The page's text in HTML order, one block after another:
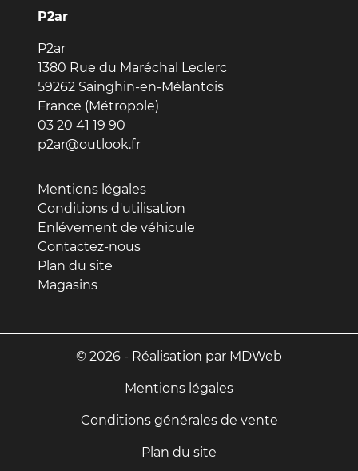
P2ar
P2ar
1380 Rue du Maréchal Leclerc
59262 Sainghin-en-Mélantois
France (Métropole)
03 20 41 19 90
p2ar@outlook.fr
Mentions légales
Conditions d'utilisation
Enlévement de véhicule
Contactez-nous
Plan du site
Magasins
© 2026 - Réalisation par MDWeb
Mentions légales
Conditions générales de vente
Plan du site